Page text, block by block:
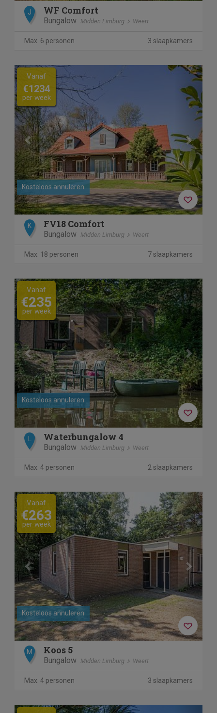
J WF Comfort
Bungalow Midden Limburg Weert
Max. 6 personen 3 slaapkamers
Previous Next
Kosteloos annuleren
Vanaf
€1234
per week
K FV18 Comfort
Bungalow Midden Limburg Weert
Max. 18 personen 7 slaapkamers
Previous Next
Kosteloos annuleren
Vanaf
€235
per week
L Waterbungalow 4
Bungalow Midden Limburg Weert
Max. 4 personen 2 slaapkamers
Previous Next
Kosteloos annuleren
Vanaf
€263
per week
M Koos 5
Bungalow Midden Limburg Weert
Max. 4 personen 3 slaapkamers